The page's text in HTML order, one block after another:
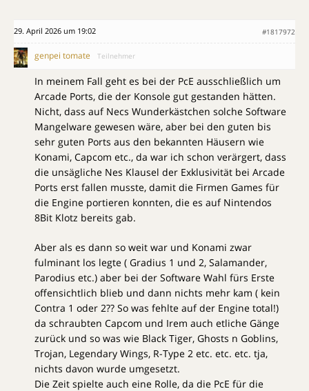
29. April 2026 um 19:02 #1817972
genpei tomate Teilnehmer
In meinem Fall geht es bei der PcE ausschließlich um
Arcade Ports, die der Konsole gut gestanden hätten.
Nicht, dass auf Necs Wunderkästchen solche Software
Mangelware gewesen wäre, aber bei den guten bis
sehr guten Ports aus den bekannten Häusern wie
Konami, Capcom etc., da war ich schon verärgert, dass
die unsägliche Nes Klausel der Exklusivität bei Arcade
Ports erst fallen musste, damit die Firmen Games für
die Engine portieren konnten, die es auf Nintendos
8Bit Klotz bereits gab.
Aber als es dann so weit war und Konami zwar
fulminant los legte ( Gradius 1 und 2, Salamander,
Parodius etc.) aber bei der Software Wahl fürs Erste
offensichtlich blieb und dann nichts mehr kam ( kein
Contra 1 oder 2?? So was fehlte auf der Engine total!)
da schraubten Capcom und Irem auch etliche Gänge
zurück und so was wie Black Tiger, Ghosts n Goblins,
Trojan, Legendary Wings, R-Type 2 etc. etc. etc. tja,
nichts davon wurde umgesetzt.
Die Zeit spielte auch eine Rolle, da die PcE für die